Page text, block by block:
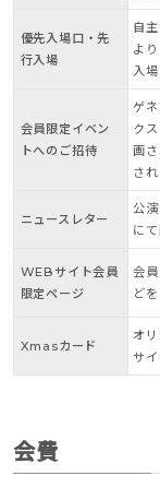
優先入場口・先
行入場
自
よ
入
会員限定イベン
トへのご招待
ゲ
ク
画
さ
ニュースレター
公
に
WEBサイト会員
限定ページ
会
ど
Xmasカード
オ
サイ
会費